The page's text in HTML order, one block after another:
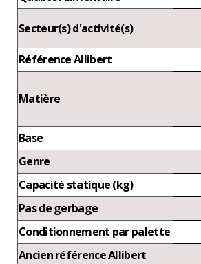
Secteur(s) d'activité(s)
Référence Allibert
Matière
Base
Genre
Capacité statique (kg)
Pas de gerbage
Conditionnement par palette
Ancien référence Allibert